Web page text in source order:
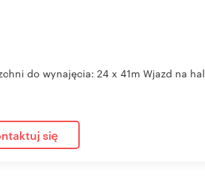
do wynajęcia: 24 x 41m Wjazd na
się